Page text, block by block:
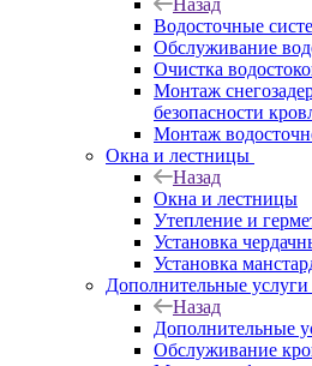
Назад
Водосточные
Обслуживание
Очистка
Монтаж
безопасности
Монтаж
Окна и лестницы
Назад
Окна и лестницы
Утепление и
Установка
Установка
Дополнительные услуги
Назад
Дополнительные
Обслуживание